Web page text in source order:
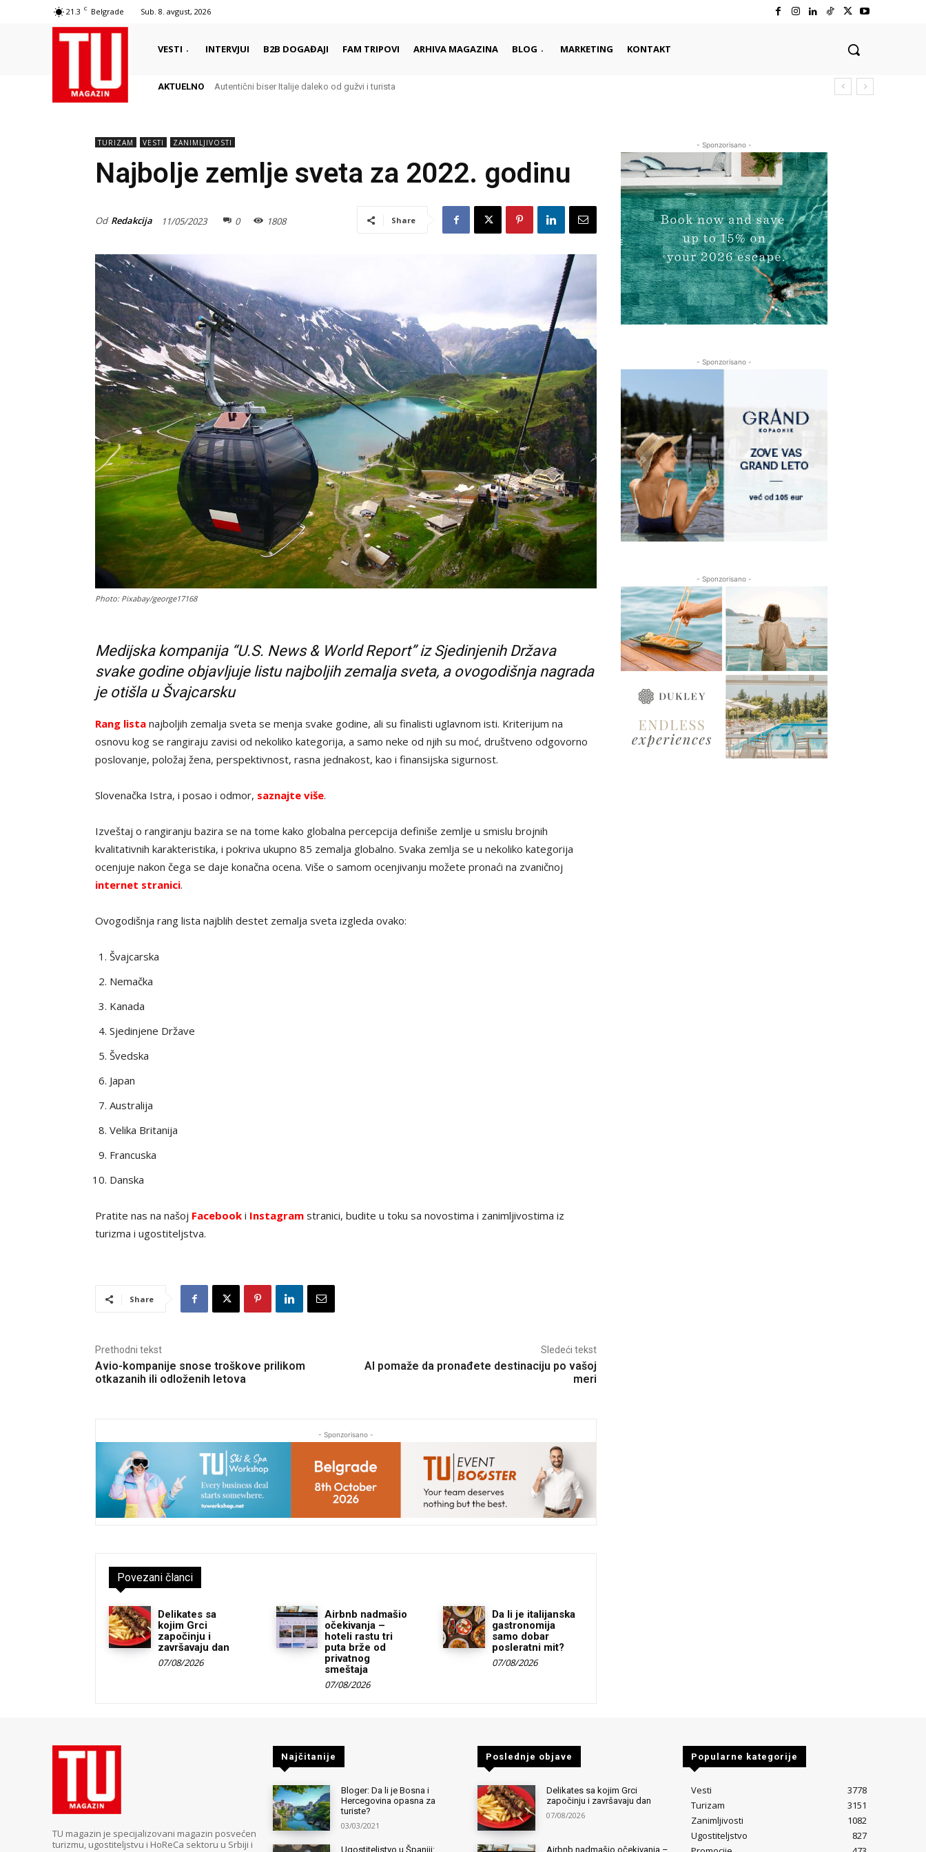
21.3 C Belgrade Sub. 8. avgust, 2026
VESTI INTERVJUI B2B DOGAĐAJI FAM TRIPOVI ARHIVA MAGAZINA BLOG MARKETING KONTAKT
AKTUELNO Autentični biser Italije daleko od gužvi i turista
TURIZAM VESTI ZANIMLJIVOSTI
Najbolje zemlje sveta za 2022. godinu
Od Redakcija 11/05/2023 0 1808 Share
Photo: Pixabay/george17168
Medijska kompanija “U.S. News & World Report” iz Sjedinjenih Država
svake godine objavljuje listu najboljih zemalja sveta, a ovogodišnja nagrada
je otišla u Švajcarsku
Rang lista najboljih zemalja sveta se menja svake godine, ali su finalisti uglavnom isti. Kriterijum na
osnovu kog se rangiraju zavisi od nekoliko kategorija, a samo neke od njih su moć, društveno odgovorno
poslovanje, položaj žena, perspektivnost, rasna jednakost, kao i finansijska sigurnost.
Slovenačka Istra, i posao i odmor, saznajte više.
Izveštaj o rangiranju bazira se na tome kako globalna percepcija definiše zemlje u smislu brojnih
kvalitativnih karakteristika, i pokriva ukupno 85 zemalja globalno. Svaka zemlja se u nekoliko kategorija
ocenjuje nakon čega se daje konačna ocena. Više o samom ocenjivanju možete pronaći na zvaničnoj
internet stranici.
Ovogodišnja rang lista najblih destet zemalja sveta izgleda ovako:
Švajcarska
Nemačka
Kanada
Sjedinjene Države
Švedska
Japan
Australija
Velika Britanija
Francuska
Danska
Pratite nas na našoj Facebook i Instagram stranici, budite u toku sa novostima i zanimljivostima iz
turizma i ugostiteljstva.
Share
Prethodni tekst
Avio-kompanije snose troškove prilikom
otkazanih ili odloženih letova
Sledeći tekst
AI pomaže da pronađete destinaciju po vašoj
meri
- Sponzorisano -
Povezani članci
Delikates sa
kojim Grci
započinju i
završavaju dan
07/08/2026
Airbnb nadmašio
očekivanja –
hoteli rastu tri
puta brže od
privatnog
smeštaja
07/08/2026
Da li je italijanska
gastronomija
samo dobar
posleratni mit?
07/08/2026
- Sponzorisano -
- Sponzorisano -
- Sponzorisano -
TU magazin je specijalizovani magazin posvećen
turizmu, ugostiteljstvu i HoReCa sektoru u Srbiji i
Najčitanije
Bloger: Da li je Bosna i
Hercegovina opasna za
turiste?
03/03/2021
Ugostiteljstvo u Španiji:
Poslednje objave
Delikates sa kojim Grci
započinju i završavaju dan
07/08/2026
Airbnb nadmašio očekivanja –
Popularne kategorije
Vesti
3778
Turizam
3151
Zanimljivosti
1082
Ugostiteljstvo
827